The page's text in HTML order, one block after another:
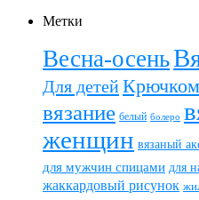
Метки
Весна-осень
Для детейКрючком
вязание белый болеро
женщин вязаный
для мужчин спицами для
жаккардовый рисунок